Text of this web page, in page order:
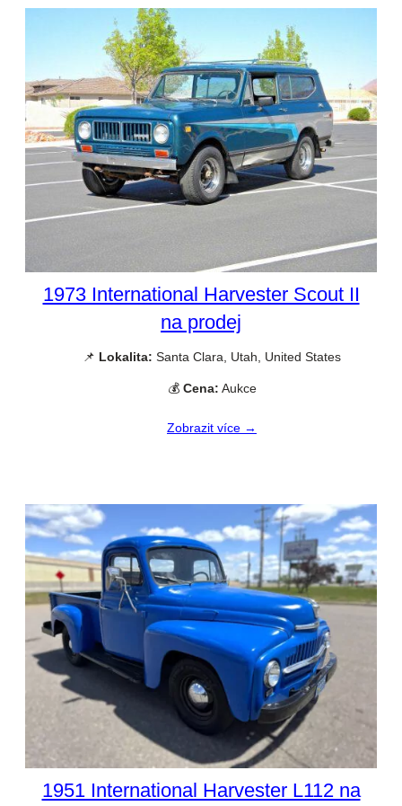
1973 International Harvester Scout II
na prodej
📌 Lokalita: Santa Clara, Utah, United States
💰 Cena: Aukce
Zobrazit více →
1951 International Harvester L112 na